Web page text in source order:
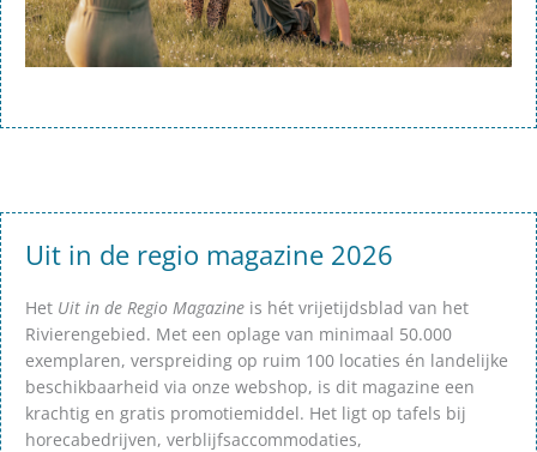
Uit in de regio magazine 2026
Het Uit in de Regio Magazine is hét vrijetijdsblad van het
Rivierengebied. Met een oplage van minimaal 50.000
exemplaren, verspreiding op ruim 100 locaties én landelijke
beschikbaarheid via onze webshop, is dit magazine een
krachtig en gratis promotiemiddel. Het ligt op tafels bij
horecabedrijven, verblijfsaccommodaties,